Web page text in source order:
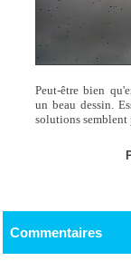
Peut-être bien
un beau dessin.
solutions semblent
Commentaires